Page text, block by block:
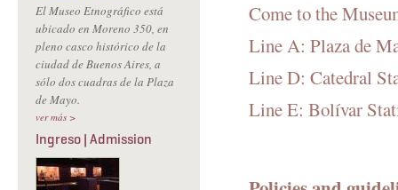
El Museo Etnográfico está
ubicado en Moreno 350, en
pleno casco histórico de la
ciudad de Buenos Aires, a
sólo dos cuadras de la Plaza
de Mayo.
ver más >
Ingreso | Admission
Come to the
Line A: Plaza de
Line D: Catedral
Line E: Bolívar